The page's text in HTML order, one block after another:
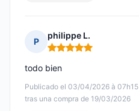
P
philippe L.
Nota: 5 de 5
Publicado el 03/04/2026 à 07h15
tras una compra de 19/03/2026
todo bien